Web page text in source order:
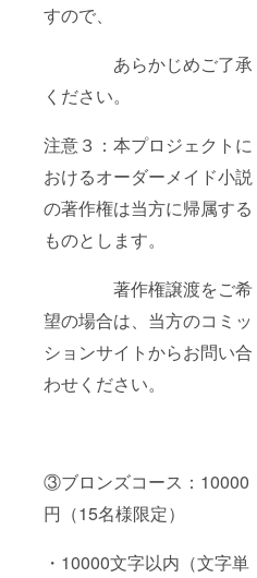
すので、
あらかじめご了承
ください。
注意３：本プロジェクトに
おけるオーダーメイド小説
の著作権は当方に帰属する
ものとします。
著作権譲渡をご希
望の場合は、当方のコミッ
ションサイトからお問い合
わせください。
③ブロンズコース：10000
円（15名様限定）
・10000文字以内（文字単